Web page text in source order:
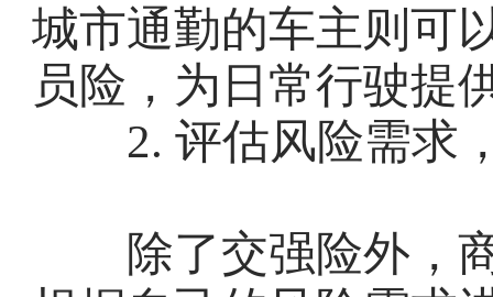
城市通勤的车主则可
员险，为日常行驶提
2. 评估风险需求
除了交强险外，商